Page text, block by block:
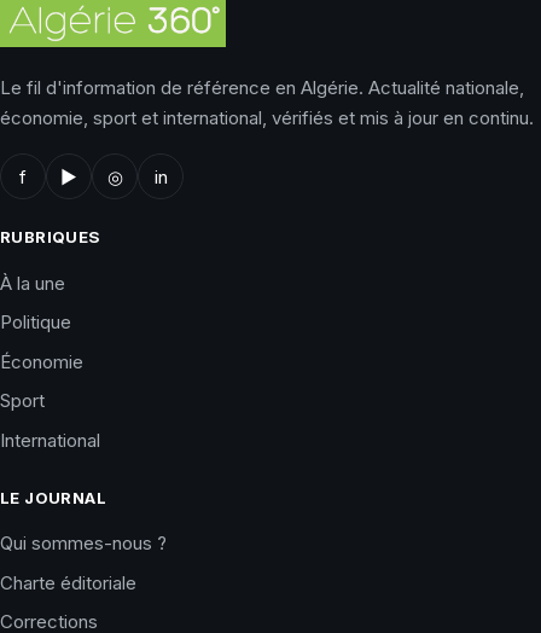
Le fil d'information de référence en Algérie. Actualité nationale,
économie, sport et international, vérifiés et mis à jour en continu.
f ▶ ◎ in
RUBRIQUES
À la une
Politique
Économie
Sport
International
LE JOURNAL
Qui sommes-nous ?
Charte éditoriale
Corrections